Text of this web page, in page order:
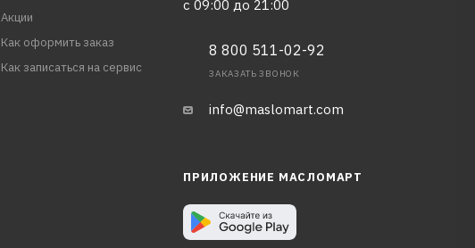
Акции
Как оформить заказ
Как записаться на сервис
с 09:00 до 21:00
8 800 511-02-92
ЗАКАЗАТЬ ЗВОНОК
info@maslomart.com
ПРИЛОЖЕНИЕ МАСЛОМАРТ